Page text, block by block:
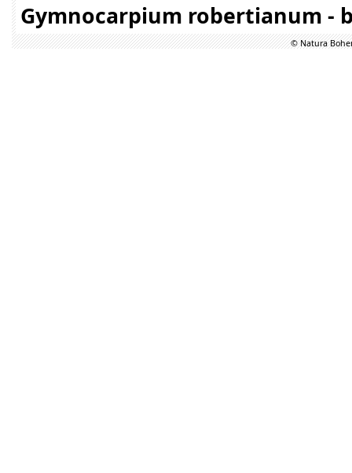
Gymnocarpium robertianum -
© Natura